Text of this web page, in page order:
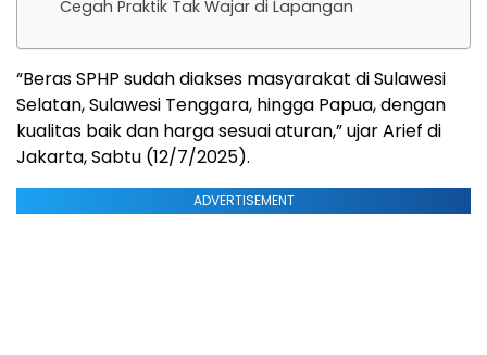
Cegah Praktik Tak Wajar di Lapangan
“Beras SPHP sudah diakses masyarakat di Sulawesi
Selatan, Sulawesi Tenggara, hingga Papua, dengan
kualitas baik dan harga sesuai aturan,” ujar Arief di
Jakarta, Sabtu (12/7/2025).
ADVERTISEMENT